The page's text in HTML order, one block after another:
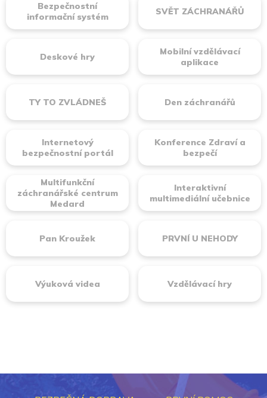
Bezpečnostní
informační systém
SVĚT ZÁCHRANÁŘŮ
Deskové hry
Mobilní vzdělávací
aplikace
TY TO ZVLÁDNEŠ Den záchranářů
Internetový
bezpečnostní portál
Konference Zdraví a
bezpečí
Multifunkční
záchranářské centrum
Medard
Interaktivní
multimediální učebnice
Pan Kroužek PRVNÍ U NEHODY
Výuková videa Vzdělávací hry